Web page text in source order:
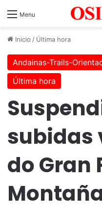
Menu
Inicio / Última hora
Andainas-Trails-
Última hora
subidas
do Gran